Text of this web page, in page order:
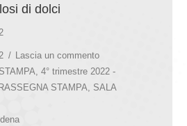
di dolci
Lascia un commento
4° trimestre 2022 -
RASSEGNA STAMPA
SALA